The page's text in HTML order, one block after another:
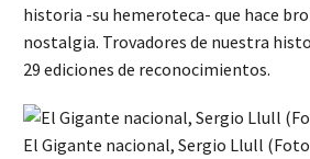
historia -su hemeroteca- que hace
nostalgia. Trovadores de nuestra
29 ediciones de reconocimientos.
El Gigante nacional, Sergio Llull (Foto